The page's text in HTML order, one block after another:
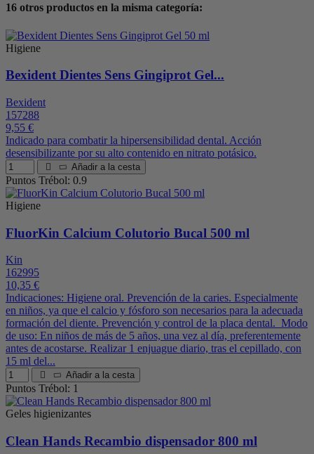
16 otros productos en la misma categoría:
Higiene
Bexident Dientes Sens Gingiprot Gel...
Bexident
157288
9,55 €
Indicado para combatir la hipersensibilidad dental. Acción
desensibilizante por su alto contenido en nitrato potásico.
Añadir a la cesta
Puntos Trébol: 0.9
Higiene
FluorKin Calcium Colutorio Bucal 500 ml
Kin
162995
10,35 €
Indicaciones: Higiene oral. Prevención de la caries. Especialmente
en niños, ya que el calcio y fósforo son necesarios para la adecuada
formación del diente. Prevención y control de la placa dental. Modo
de uso: En niños de más de 5 años, una vez al día, preferentemente
antes de acostarse. Realizar 1 enjuague diario, tras el cepillado, con
15 ml del...
Añadir a la cesta
Puntos Trébol: 1
Geles higienizantes
Clean Hands Recambio dispensador 800 ml